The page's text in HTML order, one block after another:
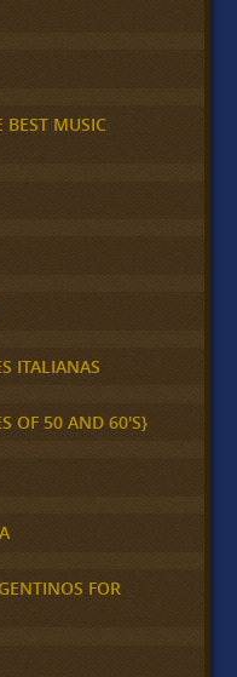
MUSIC
ITALIANAS
OF 50 AND 60'S}
FOR